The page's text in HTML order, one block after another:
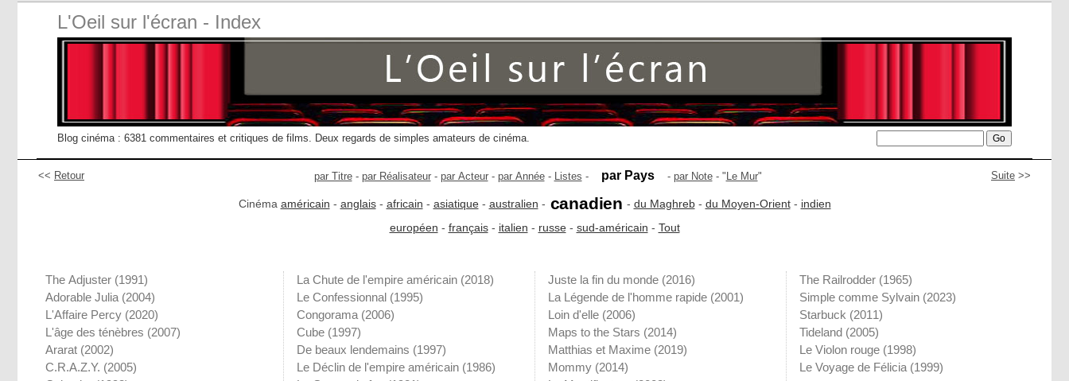
L'Oeil sur l'écran - Index
Blog cinéma : 6381 commentaires et critiques de films. Deux regards de simples amateurs de cinéma.
<< Retour Suite >>
par Titre- par Réalisateur- par Acteur- par Année- Listes - par Pays - par Note- " Le Mur"
Cinéma américain - anglais- africain - asiatique- australien - canadien - du Maghreb- du Moyen-Orient- indien
européen - français- italien - russe- sud-américain - Tout
The Adjuster (1991)
Adorable Julia (2004)
L'Affaire Percy (2020)
L'âge des ténèbres (2007)
Ararat (2002)
C.R.A.Z.Y. (2005)
La Chute de l'empire américain (2018)
Le Confessionnal (1995)
Congorama (2006)
Cube (1997)
De beaux lendemains (1997)
Le Déclin de l'empire américain (1986)
Juste la fin du monde (2016)
La Légende de l'homme rapide (2001)
Loin d'elle (2006)
Maps to the Stars (2014)
Matthias et Maxime (2019)
Mommy (2014)
The Railrodder (1965)
Simple comme Sylvain (2023)
Starbuck (2011)
Tideland (2005)
Le Violon rouge (1998)
Le Voyage de Félicia (1999)